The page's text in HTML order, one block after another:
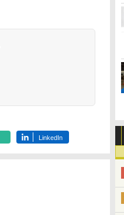
LinkedIn